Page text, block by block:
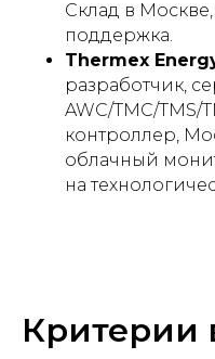
Склад в
поддержка.
Thermex
разработчик,
AWC/TMC/TMS/
контроллер,
облачный
на
Критерии